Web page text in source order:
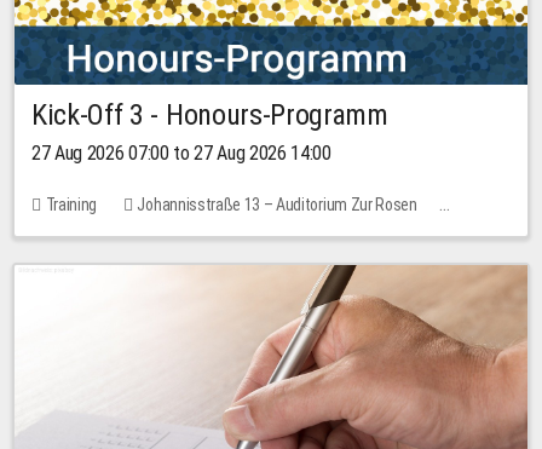
Kick-Off 3 - Honours-Programm
27 Aug 2026 07:00 to 27 Aug 2026 14:00
Training
Johannisstraße 13 – Auditorium Zur Rosen
11 places